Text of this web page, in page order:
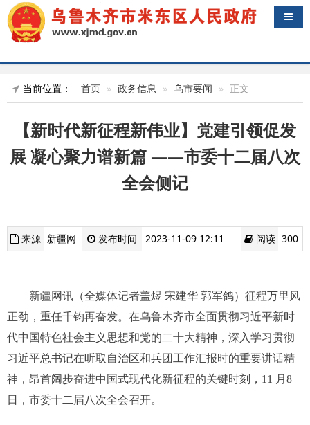
导航
当前位置： 首页 政务信息 乌市要闻 正文
【新时代新征程新伟业】党建引领促发
展 凝心聚力谱新篇 ——市委十二届八次
全会侧记
来源 新疆网 发布时间 2023-11-09 12:11 阅读 300
新疆网讯（全媒体记者盖煜 宋建华 郭军鸽）征程万里风
正劲，重任千钧再奋发。在乌鲁木齐市全面贯彻习近平新时
代中国特色社会主义思想和党的二十大精神，深入学习贯彻
习近平总书记在听取自治区和兵团工作汇报时的重要讲话精
神，昂首阔步奋进中国式现代化新征程的关键时刻，11 月8
日，市委十二届八次全会召开。